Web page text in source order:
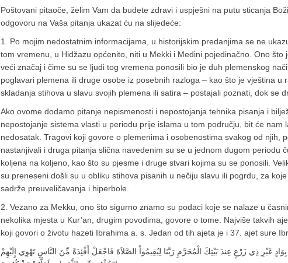
Poštovani pitaoče, želim Vam da budete zdravi i uspješni na putu sticanja
odgovoru na Vaša pitanja ukazat ću na slijedeće:
1. Po mojim nedostatnim informacijama, u historijskim predanjima se ne
tom vremenu, u Hidžazu općenito, niti u Mekki i Medini pojedinačno. Ono što
veći značaj i čime su se ljudi tog vremena ponosili bio je duh plemenskog
poglavari plemena ili druge osobe iz posebnih razloga – kao što je vještina u
skladanja stihova u slavu svojih plemena ili satira – postajali poznati, dok se
Ako ovome dodamo pitanje nepismenosti i nepostojanja tehnika pisanja i
nepostojanje sistema vlasti u periodu prije islama u tom području, bit će nam
nedosatak. Tragovi koji govore o plemenima i osobenostima svakog od njih,
nastanjivali i druga pitanja slična navedenim su se u jednom dugom periodu
koljena na koljeno, kao što su pjesme i druge stvari kojima su se ponosili.
su preneseni došli su u obliku stihova pisanih u nečiju slavu ili pogrdu, za
sadrže preuveličavanja i hiperbole.
2. Vezano za Mekku, ono što sigurno znamo su podaci koje se nalaze u
nekolika mjesta u Kur’an, drugim povodima, govore o tome. Najviše takvih
koji govori o životu hazeti Ibrahima a. s. Jedan od tih ajeta je i 37. ajet sure
غَيْرِ ذِي زَرْعٍ عِندَ بَيْتِكَ الْمُحَرَّمِ رَبَّنَا لِيُقِيمُواْ الصَّلاَةَ فَاجْعَلْ أَفْئِدَةً مِّنَ النَّاسِ تَهْوِي إِلَيْهِمْ